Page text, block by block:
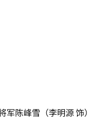
陈峰雪（李明源 饰）